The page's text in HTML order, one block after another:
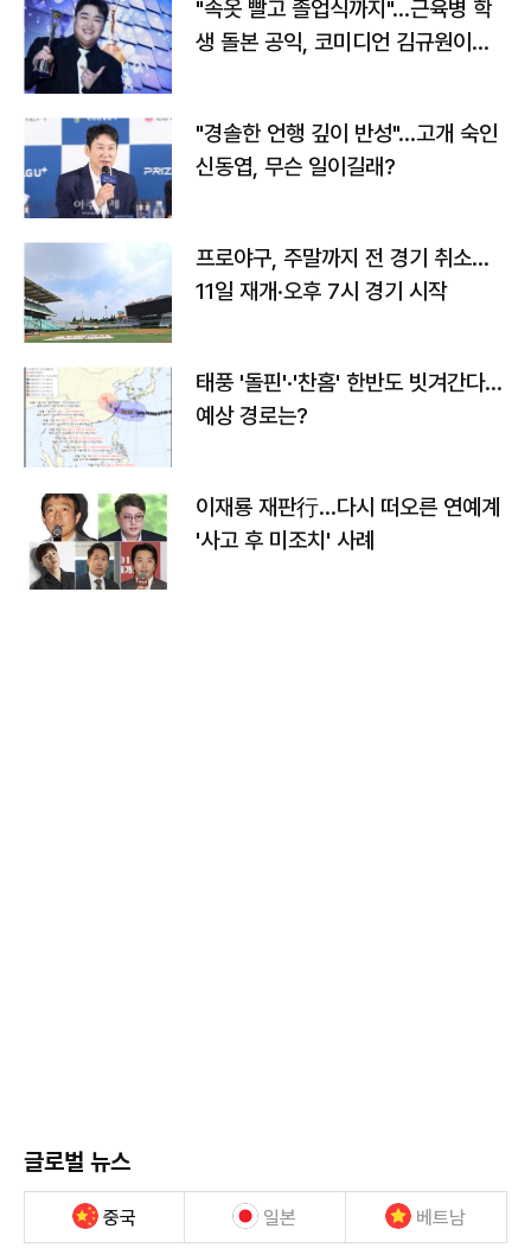
"속옷 빨고 졸업식까지"…근육병 학
생 돌본 공익, 코미디언 김규원이었
"경솔한 언행 깊이 반성"…고개 숙인
신동엽, 무슨 일이길래?
프로야구, 주말까지 전 경기 취소…
11일 재개·오후 7시 경기 시작
태풍 '돌핀'·'찬홈' 한반도 빗겨간다…
예상 경로는?
이재룡 재판行…다시 떠오른 연예계
'사고 후 미조치' 사례
글로벌 뉴스
중국 일본 베트남